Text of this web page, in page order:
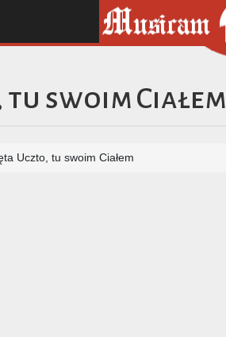
swoim Ciałem
Uczto, tu swoim Ciałem